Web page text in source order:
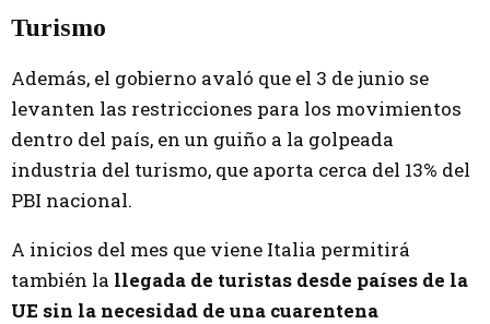
Turismo
Además, el gobierno avaló que el 3 de junio se
levanten las restricciones para los movimientos
dentro del país, en un guiño a la golpeada
industria del turismo, que aporta cerca del 13% del
PBI nacional.
A inicios del mes que viene Italia permitirá
también la llegada de turistas desde países de la
UE sin la necesidad de una cuarentena